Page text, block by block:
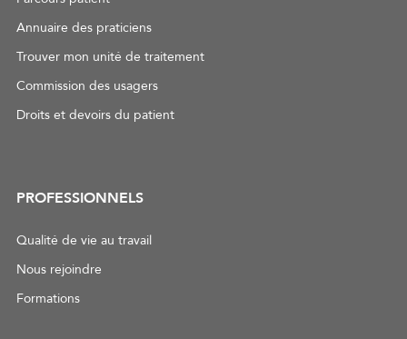
Annuaire des praticiens
Trouver mon unité de traitement
Commission des usagers
Droits et devoirs du patient
PROFESSIONNELS
Qualité de vie au travail
Nous rejoindre
Formations